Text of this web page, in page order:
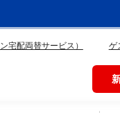
宅配両替サービス） ゲ